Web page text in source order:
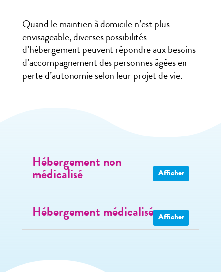
Quand le maintien à domicile n’est plus
envisageable, diverses possibilités
d’hébergement peuvent répondre aux besoins
d’accompagnement des personnes âgées en
perte d’autonomie selon leur projet de vie.
Hébergement non
médicalisé
Hébergement médicalisé